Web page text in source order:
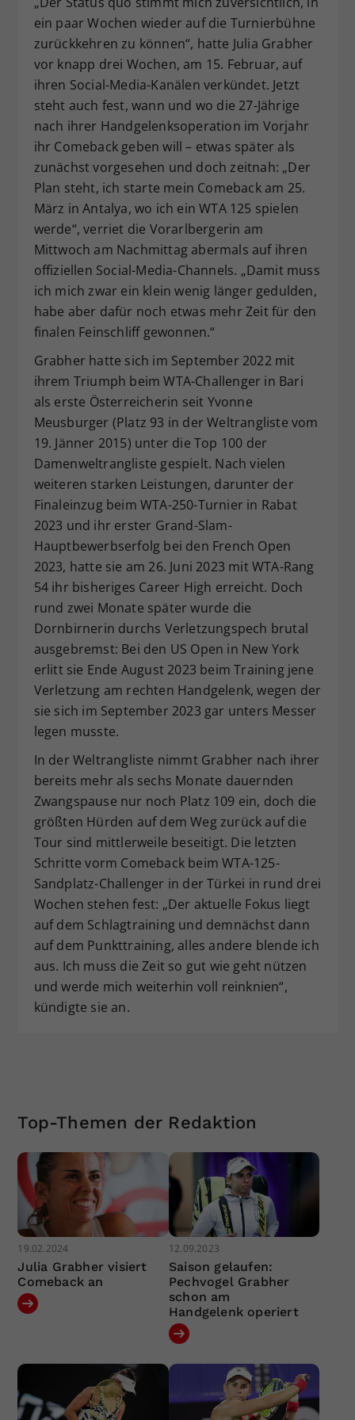
ein paar Wochen wieder auf die Turnierbühne
zurückkehren zu können“, hatte Julia Grabher
vor knapp drei Wochen, am 15. Februar, auf
ihren Social-Media-Kanälen verkündet. Jetzt
steht auch fest, wann und wo die 27-Jährige
nach ihrer Handgelenksoperation im Vorjahr
ihr Comeback geben will – etwas später als
zunächst vorgesehen und doch zeitnah: „Der
Plan steht, ich starte mein Comeback am 25.
März in Antalya, wo ich ein WTA 125 spielen
werde“, verriet die Vorarlbergerin am
Mittwoch am Nachmittag abermals auf ihren
offiziellen Social-Media-Channels. „Damit muss
ich mich zwar ein klein wenig länger gedulden,
habe aber dafür noch etwas mehr Zeit für den
finalen Feinschliff gewonnen.“
Grabher hatte sich im September 2022 mit
ihrem Triumph beim WTA-Challenger in Bari
als erste Österreicherin seit Yvonne
Meusburger (Platz 93 in der Weltrangliste vom
19. Jänner 2015) unter die Top 100 der
Damenweltrangliste gespielt. Nach vielen
weiteren starken Leistungen, darunter der
Finaleinzug beim WTA-250-Turnier in Rabat
2023 und ihr erster Grand-Slam-
Hauptbewerbserfolg bei den French Open
2023, hatte sie am 26. Juni 2023 mit WTA-Rang
54 ihr bisheriges Career High erreicht. Doch
rund zwei Monate später wurde die
Dornbirnerin durchs Verletzungspech brutal
ausgebremst: Bei den US Open in New York
erlitt sie Ende August 2023 beim Training jene
Verletzung am rechten Handgelenk, wegen der
sie sich im September 2023 gar unters Messer
legen musste.
In der Weltrangliste nimmt Grabher nach ihrer
bereits mehr als sechs Monate dauernden
Zwangspause nur noch Platz 109 ein, doch die
größten Hürden auf dem Weg zurück auf die
Tour sind mittlerweile beseitigt. Die letzten
Schritte vorm Comeback beim WTA-125-
Sandplatz-Challenger in der Türkei in rund drei
Wochen stehen fest: „Der aktuelle Fokus liegt
auf dem Schlagtraining und demnächst dann
auf dem Punkttraining, alles andere blende ich
aus. Ich muss die Zeit so gut wie geht nützen
und werde mich weiterhin voll reinknien“,
kündigte sie an.
Top-Themen der Redaktion
19.02.2024
Julia Grabher visiert
Comeback an
12.09.2023
Saison gelaufen:
Pechvogel Grabher
schon am
Handgelenk operiert
Zweck
Dieser Wert speichert Ihre Consent-
Einstellungen. Unter anderem eine
zufällig generierte ID, für die
historische Speicherung Ihrer
vorgenommen Einstellungen, falls der
Webseiten-Betreiber dies eingestellt
hat.